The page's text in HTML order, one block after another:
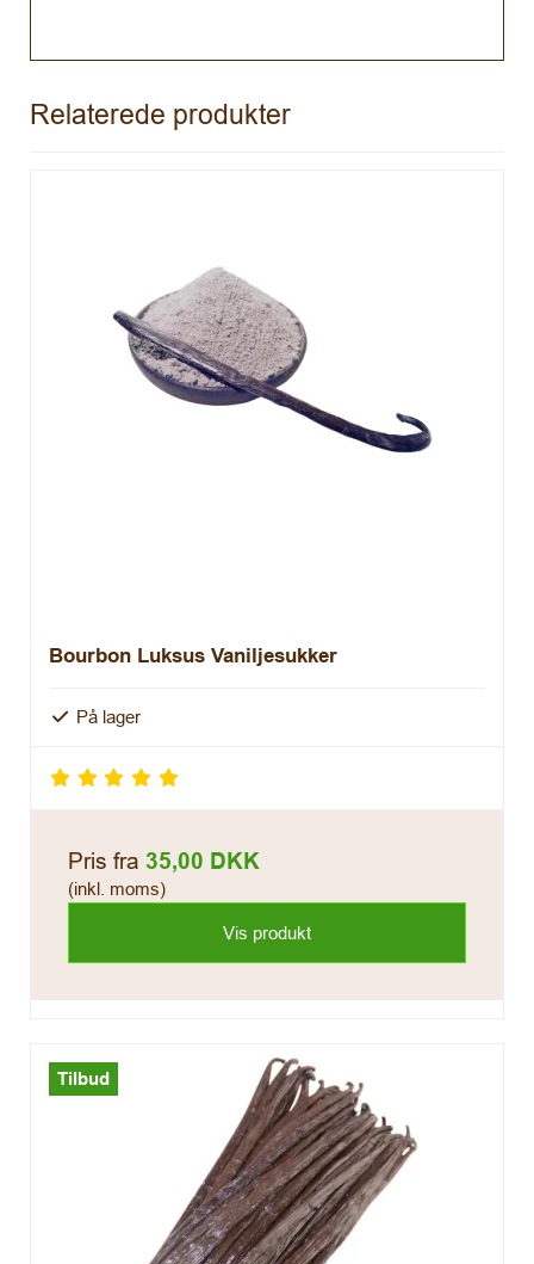
Relaterede produkter
Bourbon Luksus Vaniljesukker
På lager
Pris fra 35,00 DKK
(inkl. moms)
Vis produkt
Tilbud